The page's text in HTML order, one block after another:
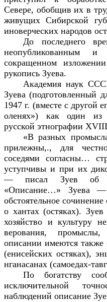
Севере, обобщив их в
живущих Сибирской
иноверческих народов
До последнего
неопубликованным
сокращенном
рукопись Зуева.
Академия наук
Зуева (подготовленный
1947 г. (вместе с другой
оленях») как один из
русской этнографии XVIII
«В разных
прилежны,., для
соседями согласны…
уступчивы и при их
— писал Зуев об
«Описание…» Зуева
обстоятельное
о хантах (остяках).
хозяйство и культуру
верования,
описании имеются также
(енисейских остяках),
нганасанах (самоедах-
По богатству
исключительной
наблюдений описание